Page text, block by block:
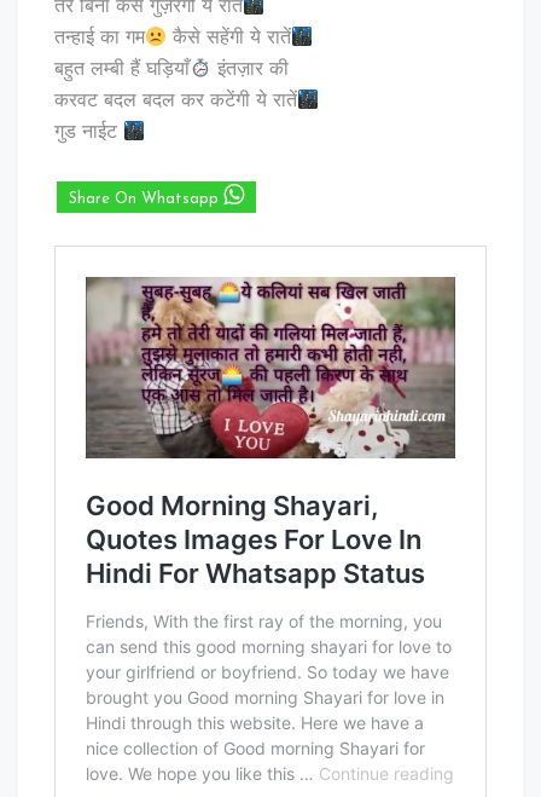
तेरे बिना कैसे गुज़रेंगी ये रातें
तन्हाई का गम
कैसे सहेंगी ये रातें
बहुत लम्बी हैं घड़ियाँ
इंतज़ार की
करवट बदल बदल कर कटेंगी ये रातें
गुड नाईट
Share On Whatsapp